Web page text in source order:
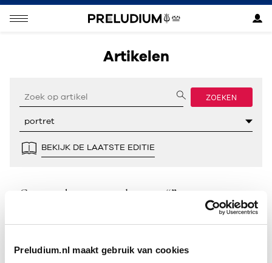
Preludium.nl maakt gebruik van cookies
Artikelen
ZOEKEN
BEKIJK DE LAATSTE EDITIE
Geen resultaten gevonden voor “”.